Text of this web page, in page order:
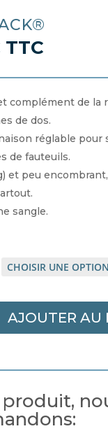
TTC
complément de la
de dos.
réglable pour
de fauteuils.
et peu
sangle.
AJOUTER AU